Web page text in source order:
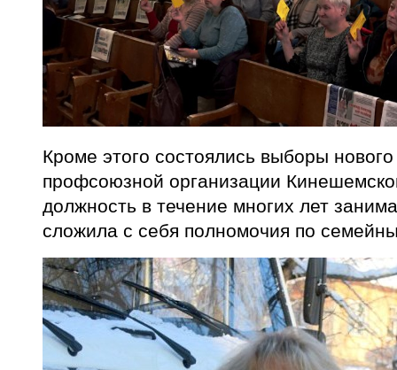
Кроме этого состоялись выборы
профсоюзной организации
должность в течение многих лет
сложила с себя полномочия по